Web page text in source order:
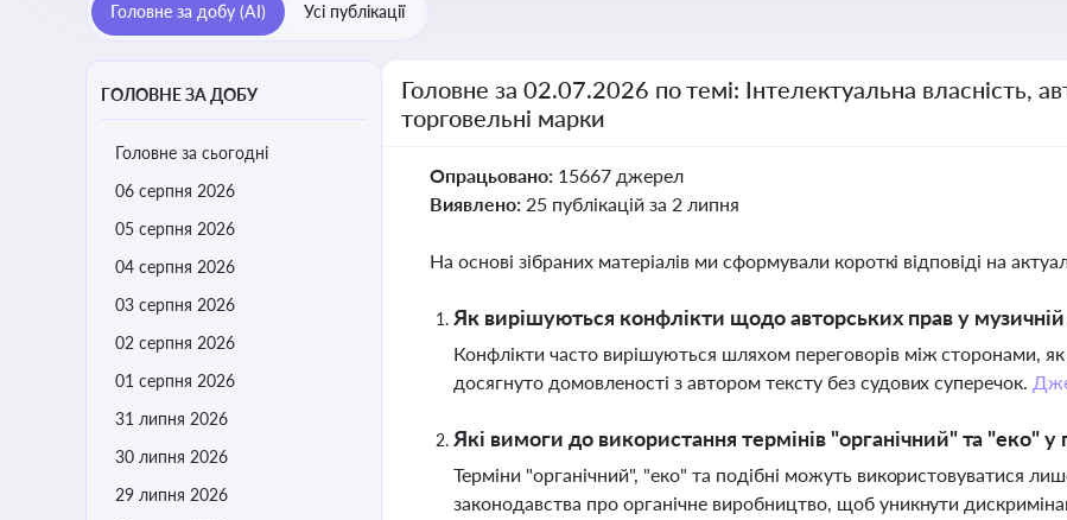
Головне за добу (AI) Усі публікації
ГОЛОВНЕ ЗА ДОБУ
Головне за сьогодні
06 серпня 2026
05 серпня 2026
04 серпня 2026
03 серпня 2026
02 серпня 2026
01 серпня 2026
31 липня 2026
30 липня 2026
29 липня 2026
Головне за 02.07.2026 по темі: Інтелектуальна власність,
торговельні марки
Опрацьовано: 15667 джерел
Виявлено: 25 публікацій за 2 липня
На основі зібраних матеріалів ми сформували короткі відповіді на
Як вирішуються конфлікти щодо авторських прав у музичній
Конфлікти часто вирішуються шляхом переговорів між сторонами,
досягнуто домовленості з автором тексту без судових суперечок.
Які вимоги до використання термінів "органічний" та "еко" у
Терміни "органічний", "еко" та подібні можуть використовуватися
законодавства про органічне виробництво, щоб уникнути